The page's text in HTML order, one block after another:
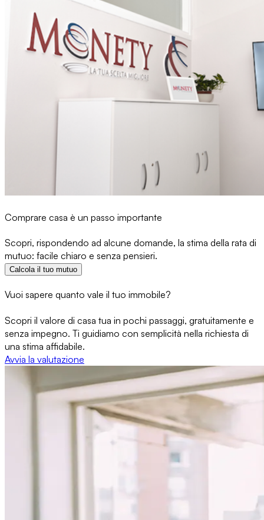
Comprare casa è un passo importante
Scopri, rispondendo ad alcune domande, la stima della rata di
mutuo: facile chiaro e senza pensieri.
Calcola il tuo mutuo
Vuoi sapere quanto vale il tuo immobile?
Scopri il valore di casa tua in pochi passaggi, gratuitamente e
senza impegno. Ti guidiamo con semplicità nella richiesta di
una stima affidabile.
Avvia la valutazione